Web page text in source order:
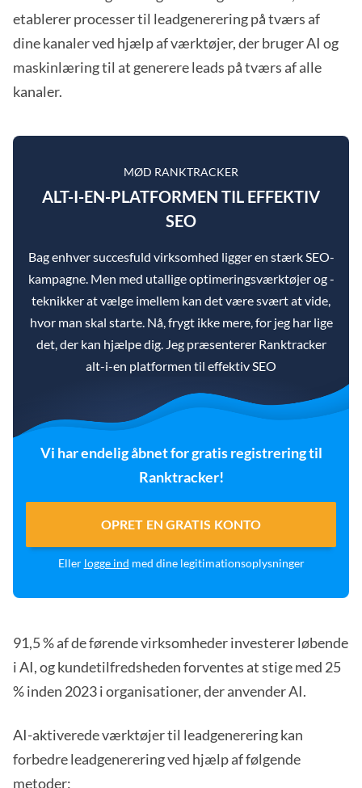
etablerer processer til leadgenerering på tværs af
dine kanaler ved hjælp af værktøjer, der bruger AI og
maskinlæring til at generere leads på tværs af alle
kanaler.
MØD RANKTRACKER
ALT-I-EN-PLATFORMEN TIL EFFEKTIV
SEO
Bag enhver succesfuld virksomhed ligger en stærk SEO-
kampagne. Men med utallige optimeringsværktøjer og -
teknikker at vælge imellem kan det være svært at vide,
hvor man skal starte. Nå, frygt ikke mere, for jeg har lige
det, der kan hjælpe dig. Jeg præsenterer Ranktracker
alt-i-en platformen til effektiv SEO
Vi har endelig åbnet for gratis registrering til
Ranktracker!
OPRET EN GRATIS KONTO
Eller logge ind med dine legitimationsoplysninger
91,5 % af de førende virksomheder investerer løbende
i AI, og kundetilfredsheden forventes at stige med 25
% inden 2023 i organisationer, der anvender AI.
AI-aktiverede værktøjer til leadgenerering kan
forbedre leadgenerering ved hjælp af følgende
metoder: